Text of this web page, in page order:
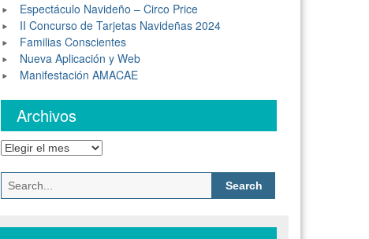
Espectáculo Navideño – Circo Price
II Concurso de Tarjetas Navideñas 2024
Familias Conscientes
Nueva Aplicación y Web
Manifestación AMACAE
Archivos